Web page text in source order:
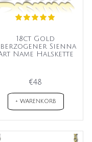
18ct Gold
Sienna
Name Halskette
€48
+ WARENKORB